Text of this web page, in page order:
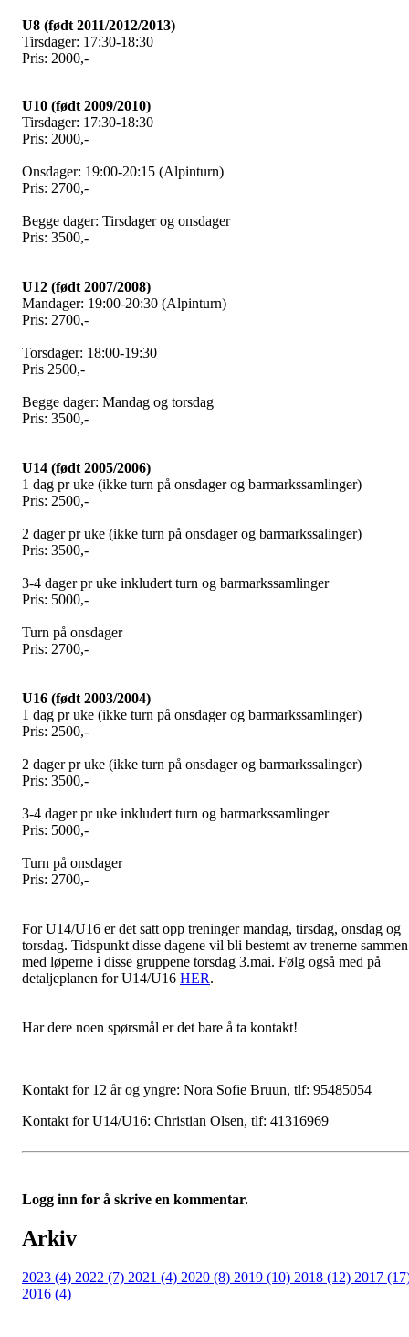
U8 (født 2011/2012/2013)
Tirsdager: 17:30-18:30
Pris: 2000,-
U10 (født 2009/2010)
Tirsdager: 17:30-18:30
Pris: 2000,-
Onsdager: 19:00-20:15 (Alpinturn)
Pris: 2700,-
Begge dager: Tirsdager og onsdager
Pris: 3500,-
U12 (født 2007/2008)
Mandager: 19:00-20:30 (Alpinturn)
Pris: 2700,-
Torsdager: 18:00-19:30
Pris 2500,-
Begge dager: Mandag og torsdag
Pris: 3500,-
U14 (født 2005/2006)
1 dag pr uke (ikke turn på onsdager og barmarkssamlinger)
Pris: 2500,-
2 dager pr uke (ikke turn på onsdager og barmarkssalinger)
Pris: 3500,-
3-4 dager pr uke inkludert turn og barmarkssamlinger
Pris: 5000,-
Turn på onsdager
Pris: 2700,-
U16 (født 2003/2004)
1 dag pr uke (ikke turn på onsdager og barmarkssamlinger)
Pris: 2500,-
2 dager pr uke (ikke turn på onsdager og barmarkssalinger)
Pris: 3500,-
3-4 dager pr uke inkludert turn og barmarkssamlinger
Pris: 5000,-
Turn på onsdager
Pris: 2700,-
For U14/U16 er det satt opp treninger mandag, tirsdag, onsdag og
torsdag. Tidspunkt disse dagene vil bli bestemt av trenerne sammen
med løperne i disse gruppene torsdag 3.mai. Følg også med på
detaljeplanen for U14/U16 HER.
Har dere noen spørsmål er det bare å ta kontakt!
Kontakt for 12 år og yngre: Nora Sofie Bruun, tlf: 95485054
Kontakt for U14/U16: Christian Olsen, tlf: 41316969
Logg inn for å skrive en kommentar.
Arkiv
2023 (4) 2022 (7) 2021 (4) 2020 (8) 2019 (10) 2018 (12) 2017
2016 (4)